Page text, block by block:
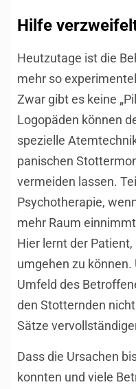
Hilfe
Heutzutage ist die
mehr so
Zwar gibt es keine
Logopäden können
spezielle
panischen
vermeiden lassen.
Psychotherapie,
mehr Raum
Hier lernt der
umgehen zu
Umfeld des
den Stotternden
Sätze
Dass die Ursachen
konnten und viele